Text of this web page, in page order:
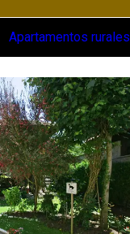
Apartamentos rurales